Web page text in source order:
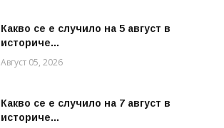
Какво се е случило на 5 август в
историче...
Август 05, 2026
Какво се е случило на 7 август в
историче...